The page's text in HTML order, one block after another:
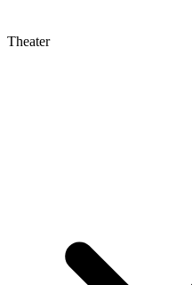
Theater